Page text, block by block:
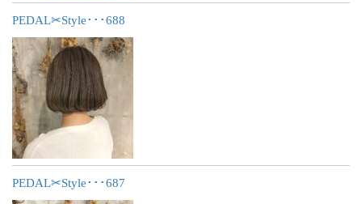
PEDAL✂︎Style･･･688
PEDAL✂︎Style･･･687